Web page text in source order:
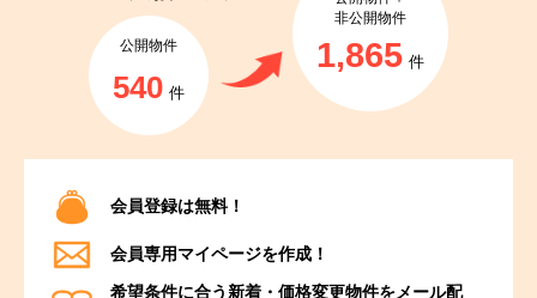
公開物件
540 件
非公開物件
1,865 件
会員登録は無料！
会員専用マイページを作成！
希望条件に合う新着・価格変更物件をメール配